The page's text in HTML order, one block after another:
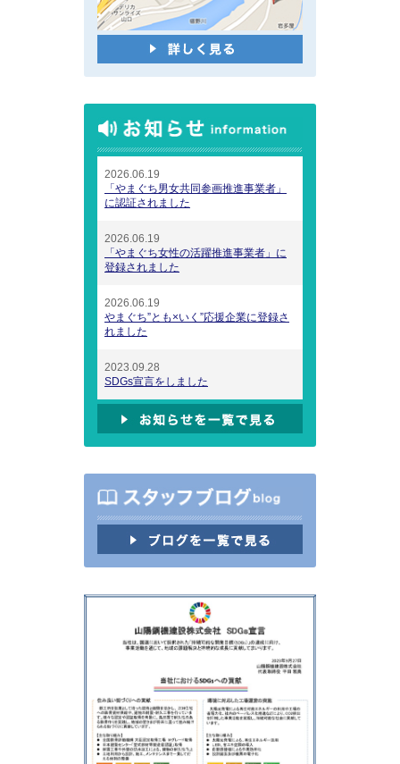
2026.06.19
「やまぐち男女共同参画推進事業者」
に認証されました
2026.06.19
「やまぐち女性の活躍推進事業者」に
登録されました
2026.06.19
やまぐち”とも×いく”応援企業に登録さ
れました
2023.09.28
SDGs宣言をしました